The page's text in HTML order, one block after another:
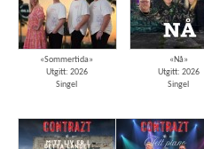
«Sommertida»
Utgitt: 2026
Singel
«Nå»
Utgitt: 2026
Singel